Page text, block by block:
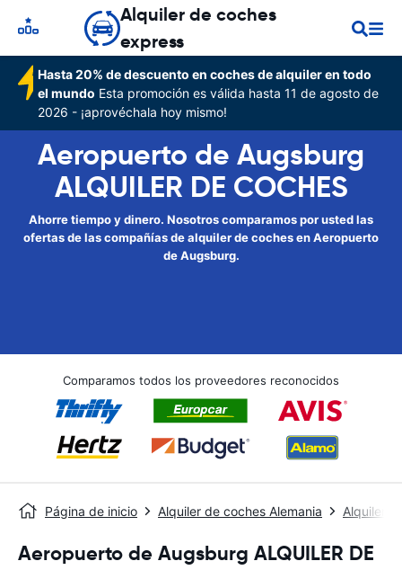
Alquiler de coches
express
Hasta 20% de descuento en coches de alquiler en todo
el mundo Esta promoción es válida hasta 11 de agosto de
2026 - ¡aprovéchala hoy mismo!
Aeropuerto de Augsburg
ALQUILER DE COCHES
Ahorre tiempo y dinero. Nosotros comparamos por usted las
ofertas de las compañías de alquiler de coches en Aeropuerto
de Augsburg.
Comparamos todos los proveedores reconocidos
Página de inicio Alquiler de coches Alemania Alquiler
Aeropuerto de Augsburg ALQUILER DE